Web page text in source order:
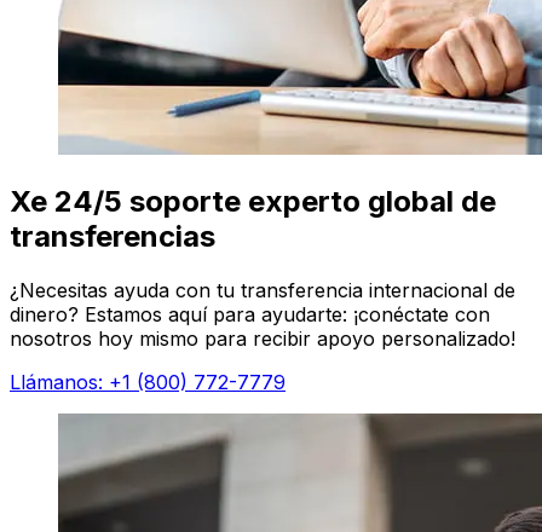
Xe 24/5 soporte experto global de
transferencias
¿Necesitas ayuda con tu transferencia internacional de
dinero? Estamos aquí para ayudarte: ¡conéctate con
nosotros hoy mismo para recibir apoyo personalizado!
Llámanos: +1 (800) 772-7779